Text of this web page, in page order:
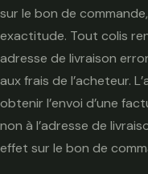
sur le bon de
exactitude. Tout colis
adresse de livraison
aux frais de l’acheteur.
obtenir l’envoi d’une
non à l’adresse de
effet sur le bon de